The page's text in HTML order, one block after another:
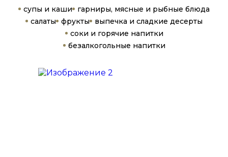
супы и каши
гарниры, мясные и рыбные блюда
салаты
фрукты
выпечка и сладкие десерты
соки и горячие напитки
безалкогольные напитки